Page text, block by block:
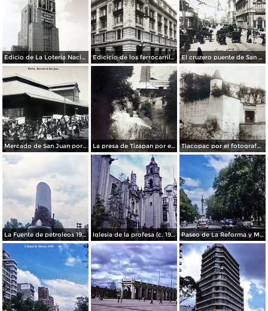
Edicio de La Loteria Nacional Ciudad de México Abril de 1964 Edicicio de los ferrocarriles. El cruzero puente de San Francisco y Guardiola por el fotografo Felix Miret.
Mercado de San Juan por el fotografo Felix Miret La presa de Tizapan por el fotografo Fernando Kososky. ( Circulada el 22 de Diembre de 1910 ). Tlacopac por el fotografo Hugo Brehme.
La Fuente de petroleos 1950. Iglesia de la profesa (c. 1950) Paseo de La Reforma y Mto a La Independencia 1950